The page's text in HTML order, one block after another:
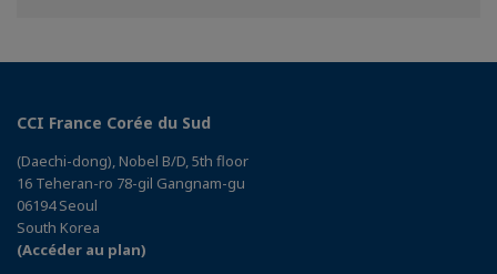
CCI France Corée du Sud
(Daechi-dong), Nobel B/D, 5th floor
16 Teheran-ro 78-gil Gangnam-gu
06194 Seoul
South Korea
(Accéder au plan)